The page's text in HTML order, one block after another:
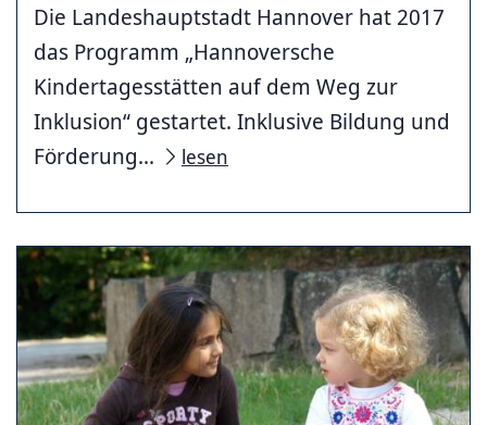
Die Landeshauptstadt Hannover hat 2017
das Programm „Hannoversche
Kindertagesstätten auf dem Weg zur
Inklusion“ gestartet. Inklusive Bildung und
Förderung...
lesen